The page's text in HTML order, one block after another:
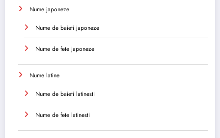
Nume japoneze
Nume de baieti japoneze
Nume de fete japoneze
Nume latine
Nume de baieti latinesti
Nume de fete latinesti